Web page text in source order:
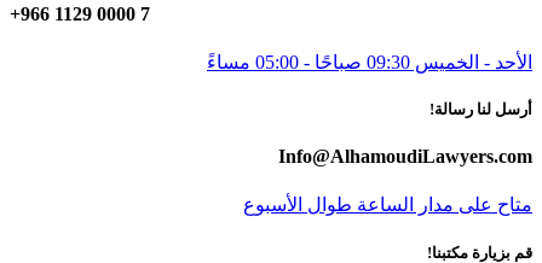
+966 1129 0000 7
الأحد - الخميس 09:30 صباحًا - 05:00 مساءً
أرسل لنا رسالة!
Info@AlhamoudiLawyers.com
متاح على مدار الساعة طوال الأسبوع
قم بزيارة مكتبنا!